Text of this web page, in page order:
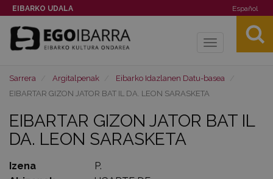
EIBARKO UDALA Español
Toggle
Sarrera Argitalpenak
Eibarko Idazlanen Datu-basea
EIBARTAR GIZON JATOR BAT IL DA. LEON SARASKETA
EIBARTAR GIZON JATOR BAT IL
DA. LEON SARASKETA
Izena
P.